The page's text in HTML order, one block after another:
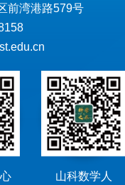
前湾港路579号
山科数学人